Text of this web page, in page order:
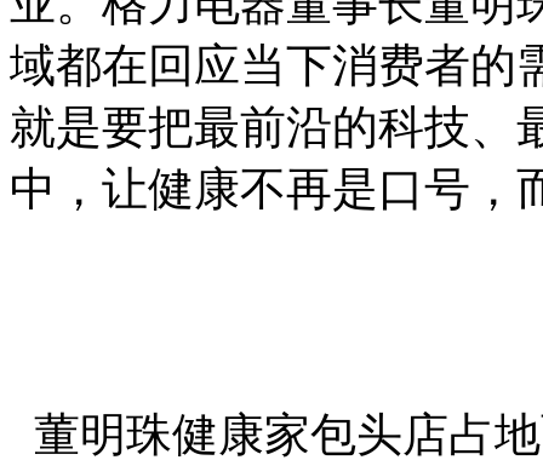
域都在回应当下消费者的
就是要把最前沿的科技、
中，让健康不再是口号，
董明珠健康家包头店占